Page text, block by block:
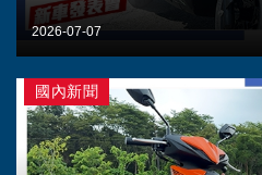
2026-07-07
國內新聞